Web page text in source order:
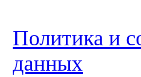
Политика и
данных